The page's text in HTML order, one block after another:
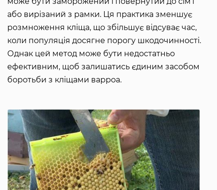
або вирізаний з рамки. Ця практика зменшує
розмноження кліща, що збільшує відсуває час,
коли популяція досягне порогу шкодочинності.
Однак цей метод може бути недостатньо
ефективним, щоб залишатись єдиним засобом
боротьби з кліщами варроа.